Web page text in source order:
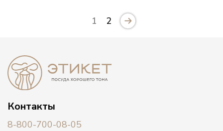
1 2
Контакты
8-800-700-08-05